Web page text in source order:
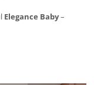
Elegance Baby–